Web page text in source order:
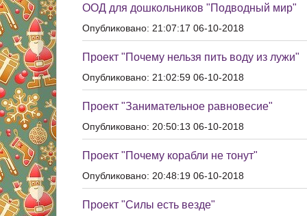
ООД для дошкольников "Подводный мир"
Опубликовано: 21:07:17 06-10-2018
Проект "Почему нельзя пить воду из лужи"
Опубликовано: 21:02:59 06-10-2018
Проект "Занимательное равновесие"
Опубликовано: 20:50:13 06-10-2018
Проект "Почему корабли не тонут"
Опубликовано: 20:48:19 06-10-2018
Проект "Силы есть везде"